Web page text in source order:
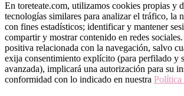
En toreteate.com, utilizamos cookies propias y
tecnologías similares para analizar el tráfico, la
con fines estadísticos; identificar y mantener
compartir y mostrar contenido en redes
positiva relacionada con la navegación, salvo
exija consentimiento explícito (para perfilado y
avanzada), implicará una autorización para su
conformidad con lo indicado en nuestra Política